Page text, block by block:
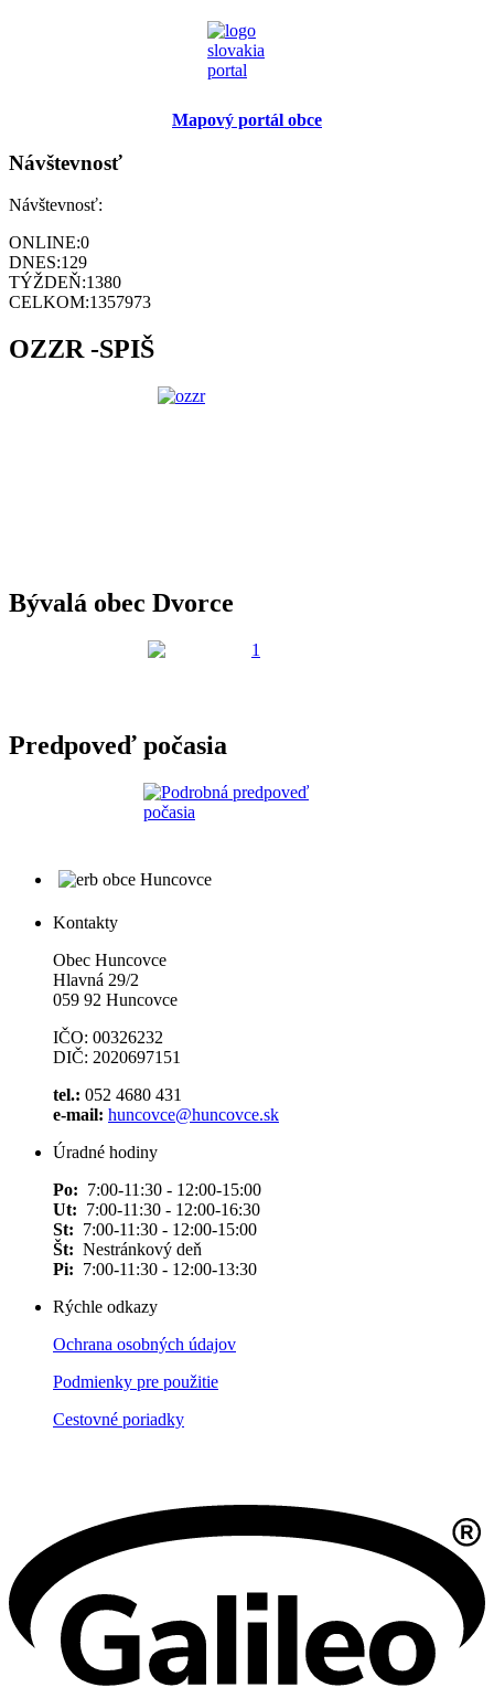
Mapový portál obce
Návštevnosť
Návštevnosť:
ONLINE:0
DNES:129
TÝŽDEŇ:1380
CELKOM:1357973
OZZR -SPIŠ
Bývalá obec Dvorce
Predpoveď počasia
Kontakty
Obec Huncovce
Hlavná 29/2
059 92 Huncovce
IČO: 00326232
DIČ: 2020697151
tel.: 052 4680 431
e-mail: huncovce@huncovce.sk
Úradné hodiny
Po: 7:00-11:30 - 12:00-15:00
Ut: 7:00-11:30 - 12:00-16:30
St: 7:00-11:30 - 12:00-15:00
Št: Nestránkový deň
Pi: 7:00-11:30 - 12:00-13:30
Rýchle odkazy
Ochrana osobných údajov
Podmienky pre použitie
Cestovné poriadky